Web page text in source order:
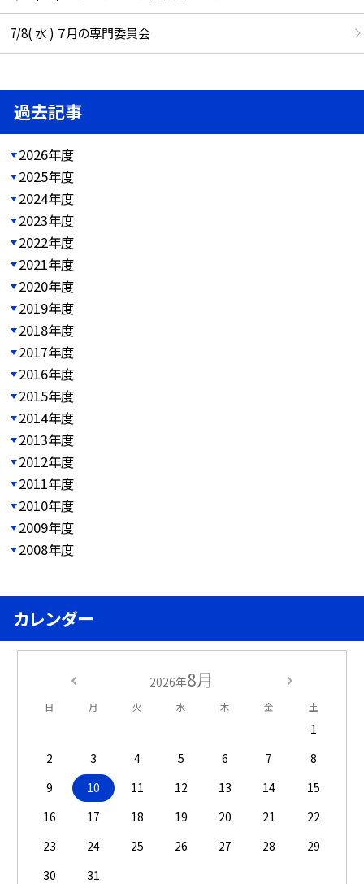
7/8( 水 ) ７月の専門委員会
過去記事
2026年度
2025年度
2024年度
2023年度
2022年度
2021年度
2020年度
2019年度
2018年度
2017年度
2016年度
2015年度
2014年度
2013年度
2012年度
2011年度
2010年度
2009年度
2008年度
カレンダー
2026年8月
日 月 火 水 木 金 土
1
2
3 4 5 6 7
8
9
10 11 12 13 14
15
16
17 18 19 20 21
22
23
24 25 26 27 28
29
30
31